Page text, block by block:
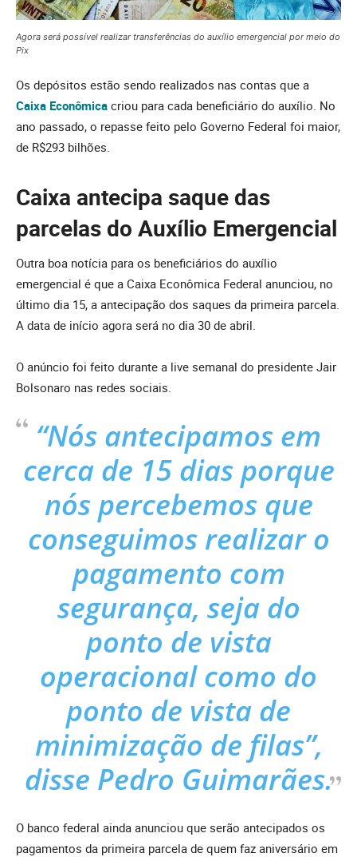
Agora será possível realizar transferências do auxílio emergencial por meio do
Pix
Os depósitos estão sendo realizados nas contas que a
Caixa Econômica criou para cada beneficiário do auxílio. No
ano passado, o repasse feito pelo Governo Federal foi maior,
de R$293 bilhões.
Caixa antecipa saque das
parcelas do Auxílio Emergencial
Outra boa notícia para os beneficiários do auxílio
emergencial é que a Caixa Econômica Federal anunciou, no
último dia 15, a antecipação dos saques da primeira parcela.
A data de início agora será no dia 30 de abril.
O anúncio foi feito durante a live semanal do presidente Jair
Bolsonaro nas redes sociais.
“Nós antecipamos em
cerca de 15 dias porque
nós percebemos que
conseguimos realizar o
pagamento com
segurança, seja do
ponto de vista
operacional como do
ponto de vista de
minimização de filas”,
disse Pedro Guimarães.
O banco federal ainda anunciou que serão antecipados os
pagamentos da primeira parcela de quem faz aniversário em